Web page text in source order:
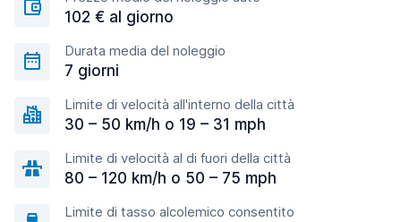
102 € al giorno
Durata media del noleggio
7 giorni
Limite di velocità all'interno della città
30 – 50 km/h o 19 – 31 mph
Limite di velocità al di fuori della città
80 – 120 km/h o 50 – 75 mph
Limite di tasso alcolemico consentito